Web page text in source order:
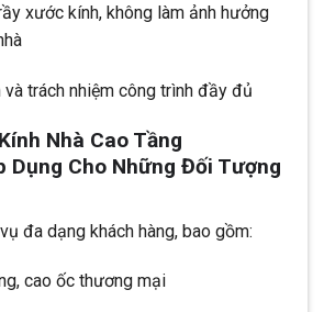
xước kính, không làm ảnh hưởng
và trách nhiệm công trình đầy đủ
Nhà Cao Tầng
Dụng Cho Những Đối Tượng
đa dạng khách hàng, bao gồm:
cao ốc thương mại